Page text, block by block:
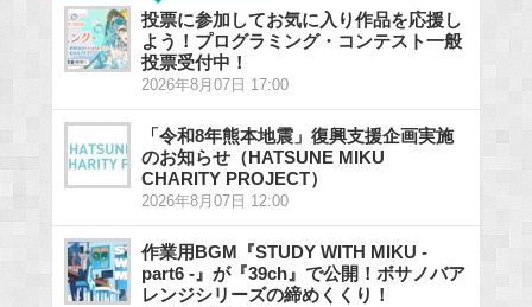
投票に参加してお気に入り作品を応援し
よう！プログラミング・コンテスト一般
投票受付中！
2026年8月07日 17:00
「令和8年熊本地震」復興支援企画実施
のお知らせ（HATSUNE MIKU
CHARITY PROJECT）
2026年8月07日 12:00
作業用BGM『STUDY WITH MIKU -
part6 -』が『39ch』で公開！ボサノバア
レンジシリーズの締めくくり！